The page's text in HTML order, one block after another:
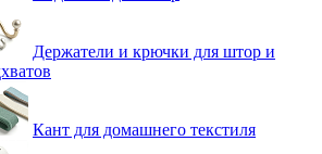
Держатели и крючки для штор и
Кант для домашнего текстиля